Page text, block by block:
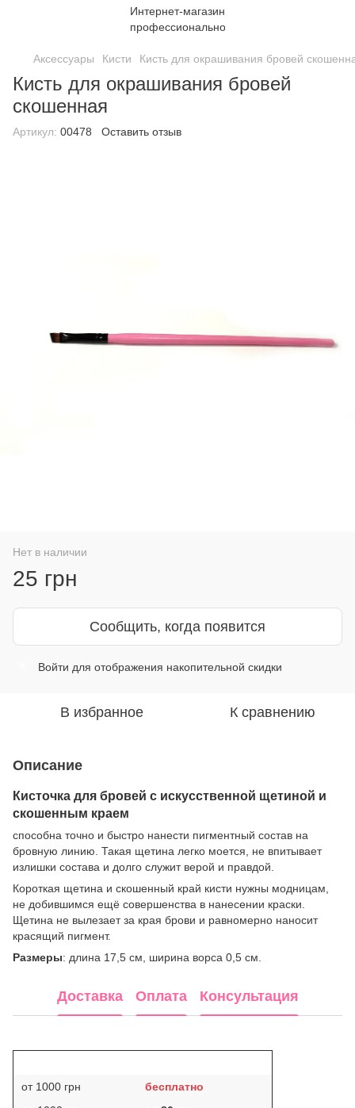
Аксессуары Кисти Кисть для окрашивания бровей
Кисть для окрашивания бровей
скошенная
Артикул: 00478 Оставить отзыв
Нет в наличии
25 грн
Сообщить, когда появится
Войти для отображения накопительной скидки
В избранное К сравнению
Описание
Кисточка для бровей с искусственной щетиной и
скошенным краем
способна точно и быстро нанести пигментный состав на
бровную линию. Такая щетина легко моется, не впитывает
излишки состава и долго служит верой и правдой.
Короткая щетина и скошенный край кисти нужны модницам,
не добившимся ещё совершенства в нанесении краски.
Щетина не вылезает за края брови и равномерно наносит
красящий пигмент.
Размеры: длина 17,5 см, ширина ворса 0,5 см.
Доставка Оплата Консультация
от 1000 грн
бесплатно